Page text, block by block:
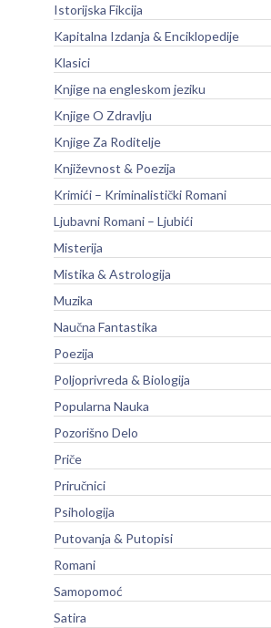
Istorijska Fikcija
Kapitalna Izdanja & Enciklopedije
Klasici
Knjige na engleskom jeziku
Knjige O Zdravlju
Knjige Za Roditelje
Književnost & Poezija
Krimići – Kriminalistički Romani
Ljubavni Romani – Ljubići
Misterija
Mistika & Astrologija
Muzika
Naučna Fantastika
Poezija
Poljoprivreda & Biologija
Popularna Nauka
Pozorišno Delo
Priče
Priručnici
Psihologija
Putovanja & Putopisi
Romani
Samopomoć
Satira